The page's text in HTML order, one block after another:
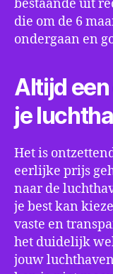
bestaande uit
die om de 6
ondergaan en
Altijd
je
Het is
eerlijke prijs
naar de
je best kan
vaste en
het duidelijk
jouw